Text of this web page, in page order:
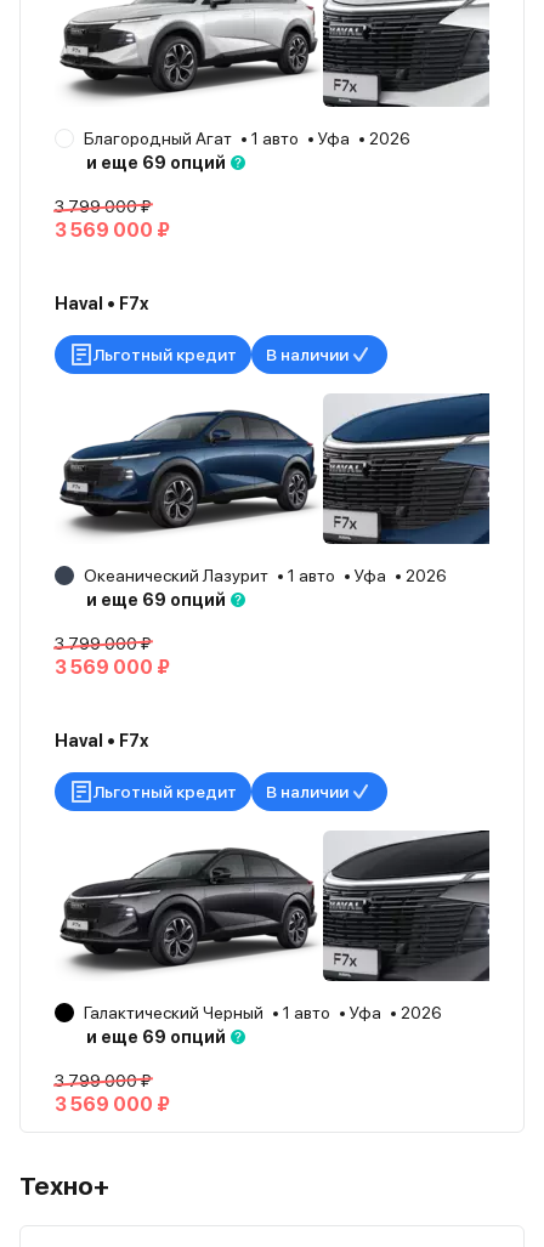
Благородный Агат 1 авто Уфа
2026
и еще 69 опций
3 799 000 ₽
3 569 000 ₽
Haval • F7x
Льготный кредит В наличии
Океанический Лазурит 1 авто Уфа
2026
и еще 69 опций
3 799 000 ₽
3 569 000 ₽
Haval • F7x
Льготный кредит В наличии
Галактический Черный 1 авто Уфа
2026
и еще 69 опций
3 799 000 ₽
3 569 000 ₽
Техно+